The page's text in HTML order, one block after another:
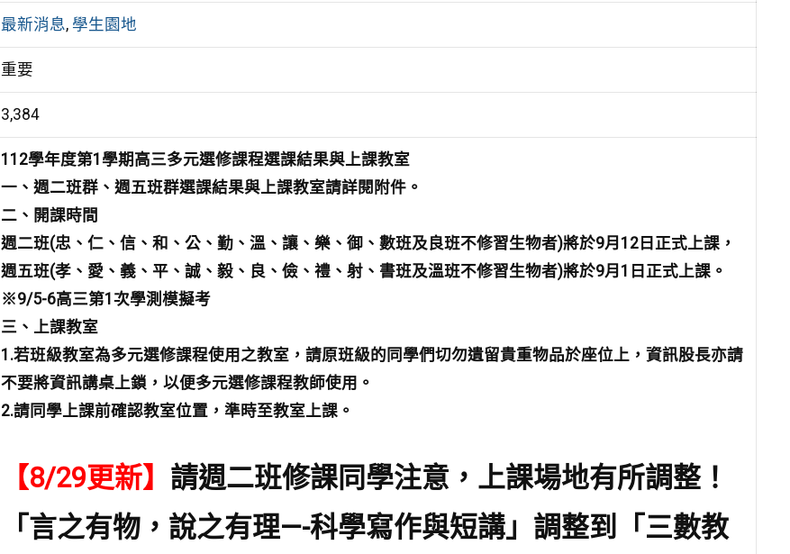
最新消息, 學生園地
重要
3,384
112學年度第1學期高三多元選修課程選課結果與上課教室
一、週二班群、週五班群選課結果與上課教室請詳閱附件。
二、開課時間
週二班(忠、仁、信、和、公、勤、溫、讓、樂、御、數班及良班不修習生物者)將於9月12日正式上課，
週五班(孝、愛、義、平、誠、毅、良、儉、禮、射、書班及溫班不修習生物者)將於9月1日正式上課。
※9/5-6高三第1次學測模擬考
三、上課教室
1.若班級教室為多元選修課程使用之教室，請原班級的同學們切勿遺留貴重物品於座位上，資訊股長亦請
不要將資訊講桌上鎖，以便多元選修課程教師使用。
2.請同學上課前確認教室位置， 準時至教室上課。
【8/29更新】 請週二班修課同學注意，上課場地有所調整！
「言之有物，說之有理—-科學寫作與短講」調整到「三數教